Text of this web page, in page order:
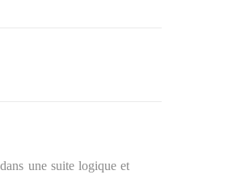
une suite logique et